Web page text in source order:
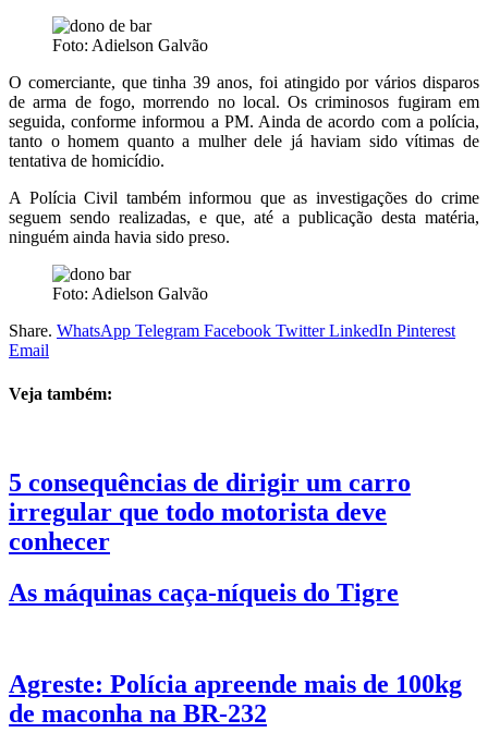
Foto: Adielson Galvão
O comerciante, que tinha 39 anos, foi atingido por vários disparos
de arma de fogo, morrendo no local. Os criminosos fugiram em
seguida, conforme informou a PM. Ainda de acordo com a polícia,
tanto o homem quanto a mulher dele já haviam sido vítimas de
tentativa de homicídio.
A Polícia Civil também informou que as investigações do crime
seguem sendo realizadas, e que, até a publicação desta matéria,
ninguém ainda havia sido preso.
Foto: Adielson Galvão
Share. WhatsApp Telegram Facebook Twitter LinkedIn Pinterest
Email
Veja também:
5 consequências de dirigir um carro
irregular que todo motorista deve
conhecer
As máquinas caça-níqueis do Tigre
Agreste: Polícia apreende mais de 100kg
de maconha na BR-232